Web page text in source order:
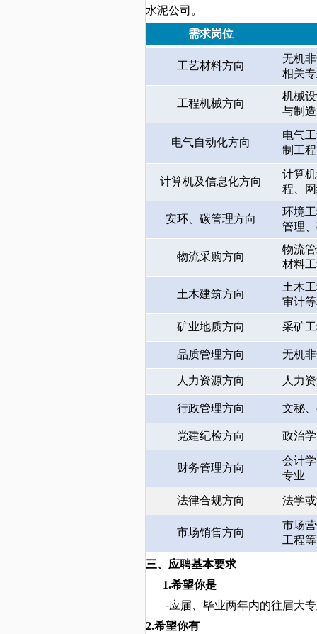
水泥公司。
需求岗位
工艺材料方向
无机
相关
工程机械方向
机械
与制
电气自动化方向
电气
制工
计算机及信息化方向
计算
程、
安环、碳管理方向
环境
管理
物流采购方向
物流
材料
土木建筑方向
土木
审计
矿业地质方向 采矿
品质管理方向 无机
人力资源方向 人力
行政管理方向 文秘
党建纪检方向 政治
财务管理方向
会计
专业
法律合规方向 法学
市场销售方向
市场
工程
三、应聘基本要求
1.希望你是
-应届、毕业两年内的往届大
2.希望你有